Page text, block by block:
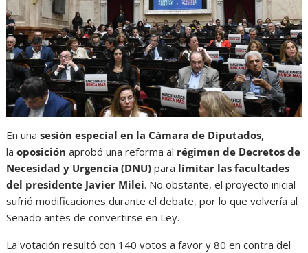
En unasesión especial en la Cámara de Diputados,
laoposición aprobó una reforma al régimen de Decretos de
Necesidad y Urgencia (DNU) para limitar las facultades
del presidente Javier Milei. No obstante, el proyecto inicial
sufrió modificaciones durante el debate, por lo que volvería al
Senado antes de convertirse en Ley.
La votación resultó con 140 votos a favor y 80 en contra del